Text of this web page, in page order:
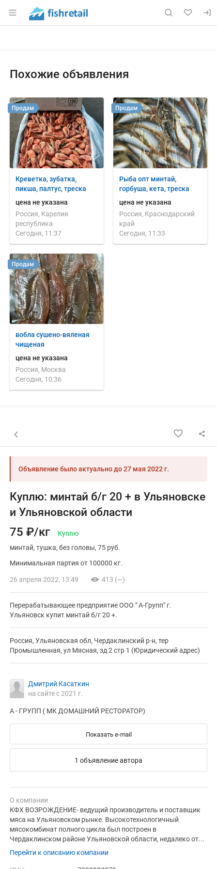
Раздел навигации по сайту fishretail.ru
Похожие объявления
Креветка, зубатка,
пикша, палтус, треска
цена не указана
Россия, Карелия
республика
Сегодня, 11:37
Продам
Рыба опт минтай,
горбуша, кета, треска
цена не указана
Россия, Краснодарский
край
Сегодня, 11:33
Продам
вобла сушено-вяленая
чищеная
цена не указана
Россия, Москва
Сегодня, 10:36
Продам
Назад к списку объявлений
Объявление было актуально до27 мая 2022 г.
Куплю: минтай б/г 20 + в Ульяновске
и Ульяновской области
75 ₽/кг
Куплю
минтай тушка без головы 75 руб.
Минимальная партия от 100000 кг.
26 апреля 2022, 13:49 413 (—)
Перерабатывающее предприятие ООО " А-Групп" г.
Ульяновск купит минтай б/г 20 +.
Россия, Ульяновская обл, Чердаклинский р-н, тер
Промышленная, ул Мясная, зд 2 стр 1 (Юридический адрес)
Дмитрий Касаткин
на сайте с 2021 г.
А - ГРУПП ( МК ДОМАШНИЙ РЕСТОРАТОР)
Показать e-mail
1 объявление автора
О компании
КФХ ВОЗРОЖДЕНИЕ- ведущий производитель и поставщик
мяса на Ульяновском рынке. Высокотехнологичный
мясокомбинат полного цикла был построен в
Чердаклинском районе Ульяновской области, недалеко от...
Перейти к описанию компании